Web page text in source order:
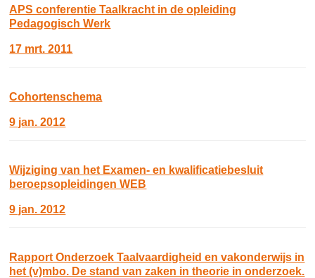
APS conferentie Taalkracht in de opleiding
Pedagogisch Werk
17 mrt. 2011
Cohortenschema
9 jan. 2012
Wijziging van het Examen- en kwalificatiebesluit
beroepsopleidingen WEB
9 jan. 2012
Rapport Onderzoek Taalvaardigheid en vakonderwijs in
het (v)mbo. De stand van zaken in theorie in onderzoek.